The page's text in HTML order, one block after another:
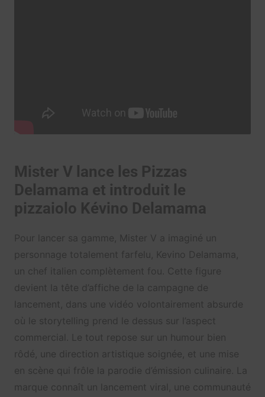
Mister V lance les Pizzas
Delamama et introduit le
pizzaiolo Kévino Delamama
Pour lancer sa gamme, Mister V a imaginé un
personnage totalement farfelu, Kevino Delamama,
un chef italien complètement fou. Cette figure
devient la tête d’affiche de la campagne de
lancement, dans une vidéo volontairement absurde
où le storytelling prend le dessus sur l’aspect
commercial. Le tout repose sur un humour bien
rôdé, une direction artistique soignée, et une mise
en scène qui frôle la parodie d’émission culinaire. La
marque connaît un lancement viral, une communauté